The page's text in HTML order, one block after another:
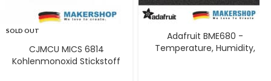
SOLD OUT
CJMCU MICS 6814
Kohlenmonoxid Stickstoff
Adafruit BME680 -
Temperature, Humidity,